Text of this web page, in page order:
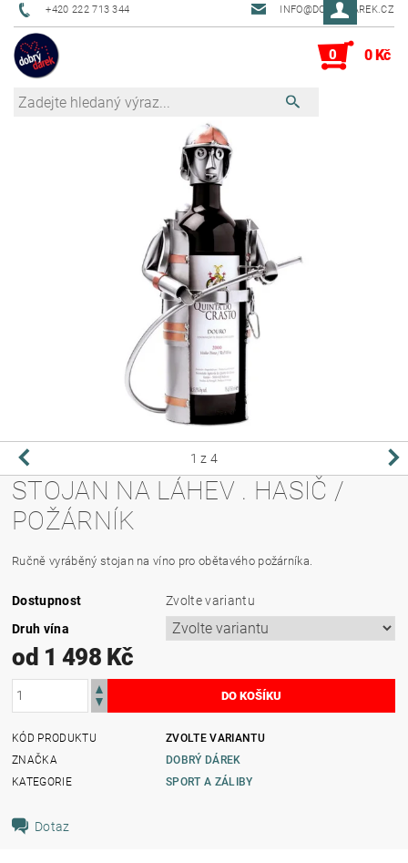
+420 222 713 344 INFO@DOBRYDAREK.CZ
0 0 Kč
1 z 4
STOJAN NA LÁHEV . HASIČ /
POŽÁRNÍK
Ručně vyráběný stojan na víno pro obětavého požárníka.
Dostupnost
Zvolte variantu
Druh vína
od 1 498 Kč
KÓD PRODUKTU
ZVOLTE VARIANTU
ZNAČKA
DOBRÝ DÁREK
KATEGORIE
SPORT A ZÁLIBY
Dotaz